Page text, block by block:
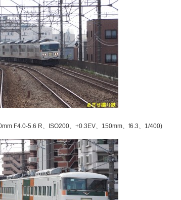
F4.0-5.6 R、ISO200、+0.3EV、150mm、f6.3、1/400)